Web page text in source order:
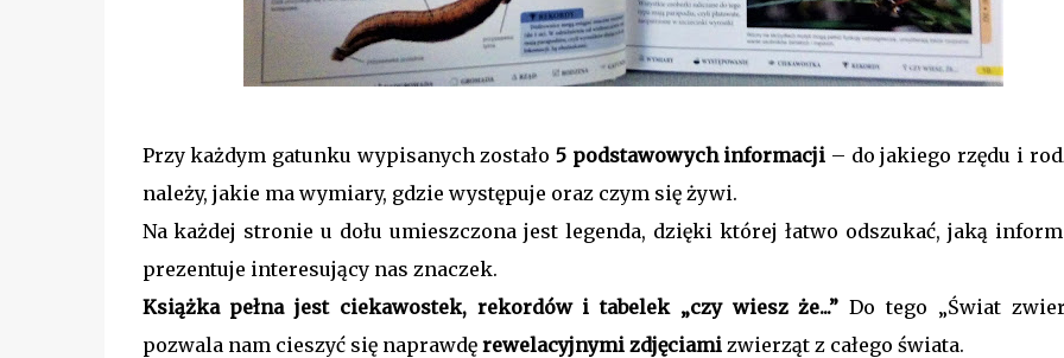
Przy każdym gatunku wypisanych zostało 5 podstawowych informacji – do jakiego rzędu i
należy, jakie ma wymiary, gdzie występuje oraz czym się żywi.
Na każdej stronie u dołu umieszczona jest legenda, dzięki której łatwo odszukać, jaką
prezentuje interesujący nas znaczek.
Książka pełna jest ciekawostek, rekordów i tabelek „czy wiesz że...”Do tego „Świat
pozwala nam cieszyć się naprawdę rewelacyjnymi zdjęciamizwierząt z całego świata.